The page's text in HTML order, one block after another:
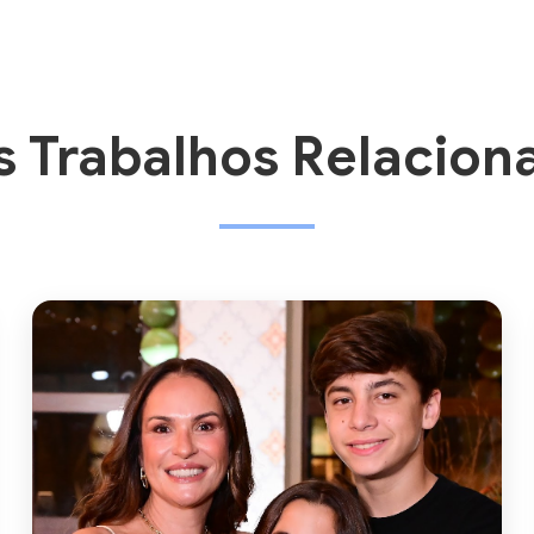
Trabalhos